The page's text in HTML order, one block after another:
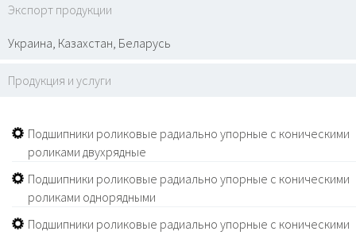
Экспорт продукции
Украина, Казахстан, Беларусь
Продукция и услуги
Подшипники роликовые радиально упорные с коническими
роликами двухрядные
Подшипники роликовые радиально упорные с коническими
роликами однорядными
Подшипники роликовые радиально упорные с коническими